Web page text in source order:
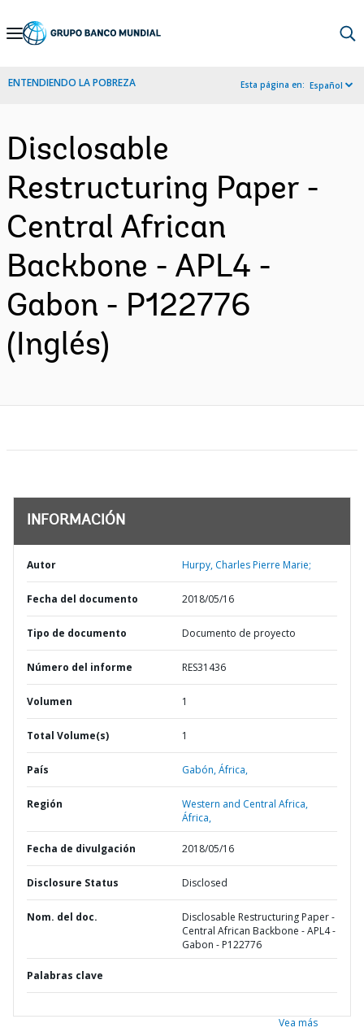
Skip
Navigation
ENTENDIENDO LA POBREZA Esta página en: Español
Disclosable
Restructuring Paper -
Central African
Backbone - APL4 -
Gabon - P122776
(Inglés)
INFORMACIÓN
Autor Hurpy, Charles Pierre Marie;
Fecha del documento 2018/05/16
Tipo de documento Documento de proyecto
Número del informe RES31436
Volumen 1
Total Volume(s) 1
País Gabón,África,
Región
Western and Central Africa,
África,
Fecha de divulgación 2018/05/16
Disclosure Status Disclosed
Nom. del doc.
Disclosable Restructuring Paper -
Central African Backbone - APL4 -
Gabon - P122776
Palabras clave
Vea más